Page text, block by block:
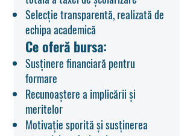
Selecție transparentă, realizată de
echipa academică
Ce oferă bursa:
Susținere financiară pentru
formare
Recunoaștere a implicării și
meritelor
Motivație sporită și susținerea